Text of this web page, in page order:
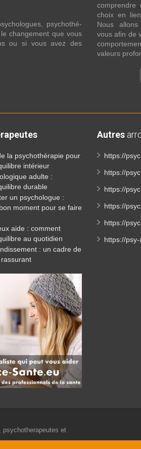
psychothé-
changement que vous
ou si vous avez des
choix en
Nous
vous afin de
valeurs
la psychothérapie pour
intérieur
adulte :
durable
un psychologue :
moment pour se faire
aide : comment
au quotidien
: un cadre de
Autres
https://
https://
https://
https://
https://
https://
psychotherapeutes et